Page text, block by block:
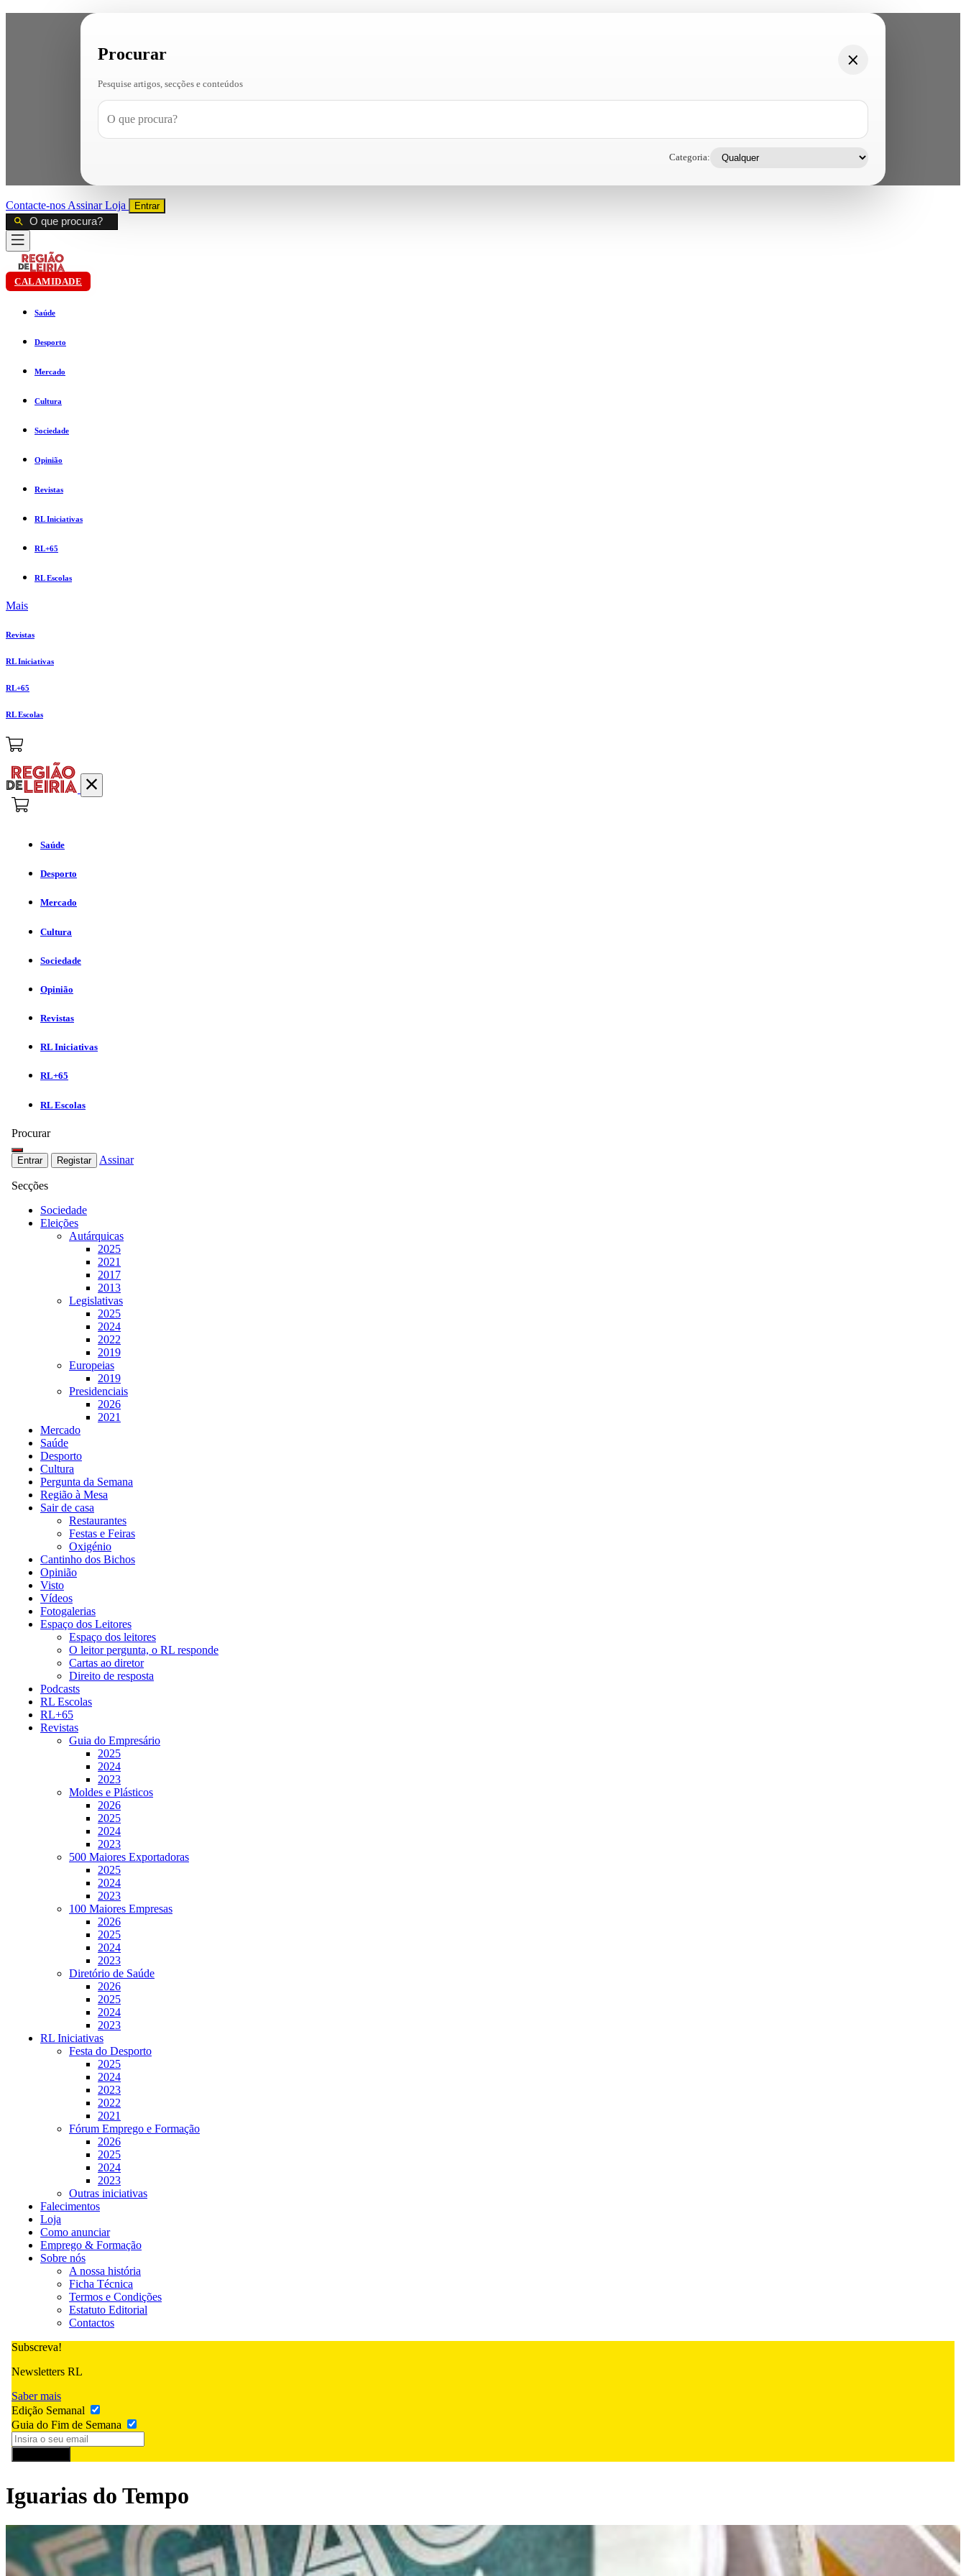
Procurar
Pesquise artigos, secções e conteúdos
Categoria:
Contacte-nos AssinarLoja Entrar
CALAMIDADE
Saúde
Desporto
Mercado
Cultura
Sociedade
Opinião
Revistas
RL Iniciativas
RL+65
RL Escolas
Mais
Revistas
RL Iniciativas
RL+65
RL Escolas
Saúde
Desporto
Mercado
Cultura
Sociedade
Opinião
Revistas
RL Iniciativas
RL+65
RL Escolas
Procurar
Entrar Registar Assinar
Secções
Sociedade
Eleições
Autárquicas
2025
2021
2017
2013
Legislativas
2025
2024
2022
2019
Europeias
2019
Presidenciais
2026
2021
Mercado
Saúde
Desporto
Cultura
Pergunta da Semana
Região à Mesa
Sair de casa
Restaurantes
Festas e Feiras
Oxigénio
Cantinho dos Bichos
Opinião
Visto
Vídeos
Fotogalerias
Espaço dos Leitores
Espaço dos leitores
O leitor pergunta, o RL responde
Cartas ao diretor
Direito de resposta
Podcasts
RL Escolas
RL+65
Revistas
Guia do Empresário
2025
2024
2023
Moldes e Plásticos
2026
2025
2024
2023
500 Maiores Exportadoras
2025
2024
2023
100 Maiores Empresas
2026
2025
2024
2023
Diretório de Saúde
2026
2025
2024
2023
RL Iniciativas
Festa do Desporto
2025
2024
2023
2022
2021
Fórum Emprego e Formação
2026
2025
2024
2023
Outras iniciativas
Falecimentos
Loja
Como anunciar
Emprego & Formação
Sobre nós
A nossa história
Ficha Técnica
Termos e Condições
Estatuto Editorial
Contactos
Subscreva!
Newsletters RL
Saber mais
Edição Semanal
Guia do Fim de Semana
Iguarias do Tempo